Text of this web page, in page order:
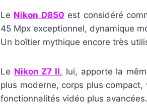
Le Nikon D850 est considéré
45 Mpx exceptionnel, dynamique
Un boîtier mythique encore très
Le Nikon Z7 II, lui, apporte la
plus moderne, corps plus
fonctionnalités vidéo plus avancées.